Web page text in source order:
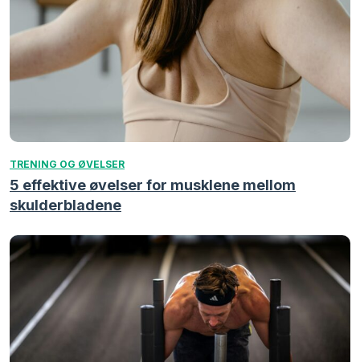
TRENING OG ØVELSER
5 effektive øvelser for musklene mellom
skulderbladene